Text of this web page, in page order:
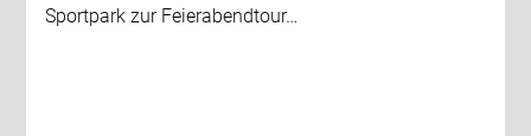
Sportpark zur Feierabendtour…